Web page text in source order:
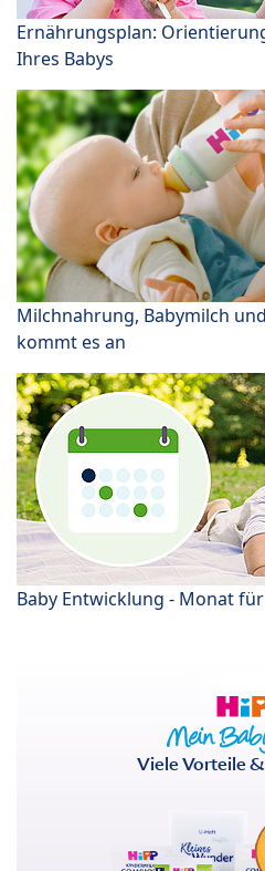
Ernährungsplan:
Ihres Babys
Milchnahrung, Babymilch
kommt es an
Baby Entwicklung - Monat
Viele Vorteile